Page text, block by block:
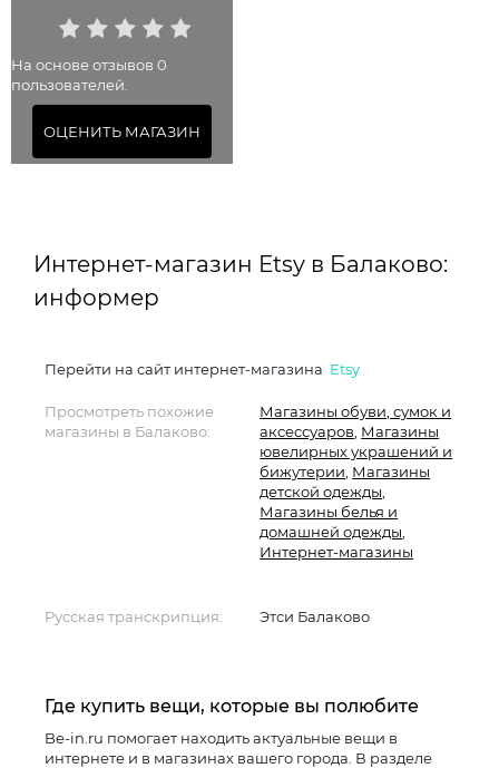
На основе отзывов 0
пользователей.
ОЦЕНИТЬ МАГАЗИН
Интернет-магазин Etsy в Балаково:
информер
Перейти на сайт интернет-магазина Etsy
Просмотреть похожие
магазины в Балаково:
Магазины обуви, сумок и
аксессуаров Магазины
ювелирных украшений и
бижутерии Магазины
детской одежды
Магазины белья и
домашней одежды
Интернет-магазины
Русская транскрипция: Этси Балаково
Где купить вещи, которые вы полюбите
Be-in.ru помогает находить актуальные вещи в
интернете и в магазинах вашего города. В разделе